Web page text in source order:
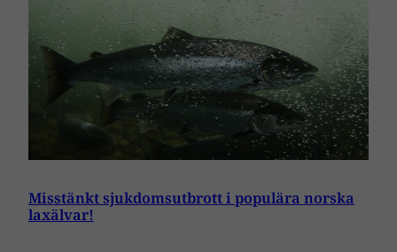
Misstänkt sjukdomsutbrott i populära norska
laxälvar!